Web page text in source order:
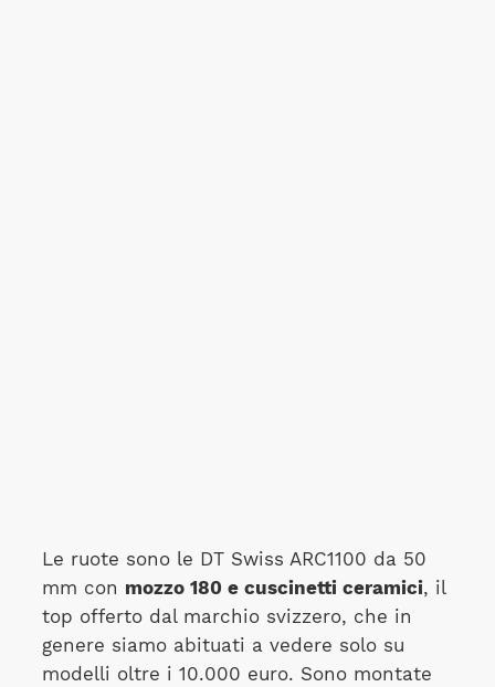
Le ruote sono le DT Swiss ARC1100 da 50
mm con mozzo 180 e cuscinetti ceramici, il
top offerto dal marchio svizzero, che in
genere siamo abituati a vedere solo su
modelli oltre i 10.000 euro. Sono montate